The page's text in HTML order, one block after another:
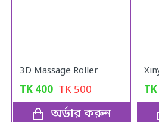
3D Massage Roller
TK 400 TK500
অর্ডার করুন
TK